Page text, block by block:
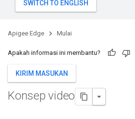
Apigee Edge Mulai
Apakah informasi ini membantu?
KIRIM MASUKAN
Konsep video